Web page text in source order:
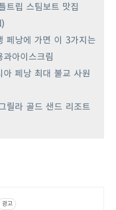
트립 스팀보트 맛집
페낭에 가면 이 3가지는
아이스크림
페낭 최대 불교 사원
릴라 골드 샌드 리조트
광고